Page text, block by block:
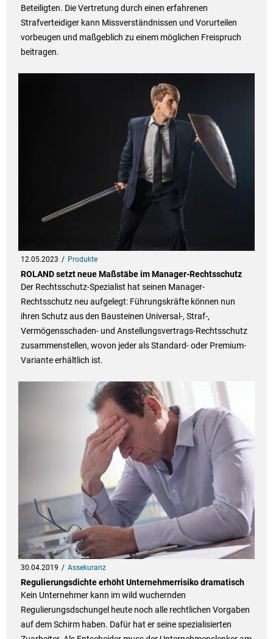
Beteiligten. Die Vertretung durch einen erfahrenen
Strafverteidiger kann Missverständnissen und Vorurteilen
vorbeugen und maßgeblich zu einem möglichen Freispruch
beitragen.
12.05.2023 Produkte
ROLAND setzt neue Maßstäbe im Manager-Rechtsschutz
Der Rechtsschutz-Spezialist hat seinen Manager-
Rechtsschutz neu aufgelegt: Führungskräfte können nun
ihren Schutz aus den Bausteinen Universal-, Straf-,
Vermögensschaden- und Anstellungsvertrags-Rechtsschutz
zusammenstellen, wovon jeder als Standard- oder Premium-
Variante erhältlich ist.
30.04.2019 Assekuranz
Regulierungsdichte erhöht Unternehmerrisiko dramatisch
Kein Unternehmer kann im wild wuchernden
Regulierungsdschungel heute noch alle rechtlichen Vorgaben
auf dem Schirm haben. Dafür hat er seine spezialisierten